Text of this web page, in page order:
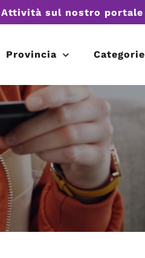
Attività sul nostro portale
Provincia Categorie